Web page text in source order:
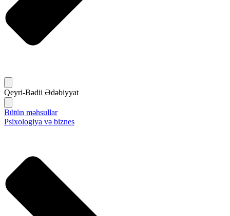
Qeyri-Bədii Ədəbiyyat
Bütün məhsullar
Psixologiya və biznes